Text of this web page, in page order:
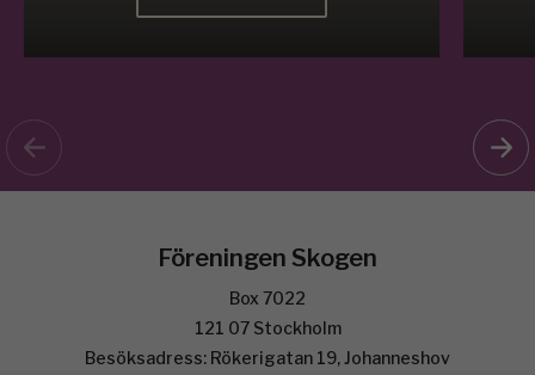
Föreningen Skogen
Box 7022
121 07 Stockholm
Besöksadress: Rökerigatan 19, Johanneshov